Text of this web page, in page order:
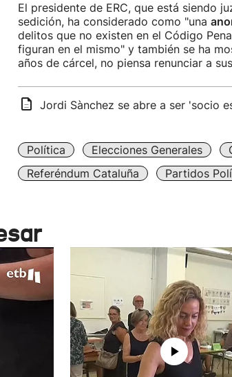
El presidente de ERC, que está siendo
sedición, ha considerado como "una
delitos que no existen en el Código
figuran en el mismo" y también se ha
años de cárcel, no piensa renunciar a
Jordi Sànchez se abre a ser 'socio
Política Elecciones Generales
Referéndum Cataluña
Partidos